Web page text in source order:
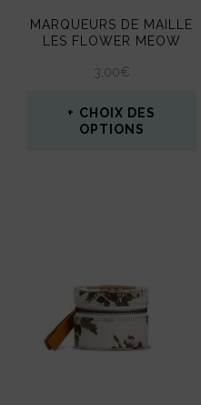
être
choisies
la
MARQUEURS DE MAILLE
LES FLOWER MEOW
3,00€
CHOIX DES
OPTIONS
variations.
Les
options